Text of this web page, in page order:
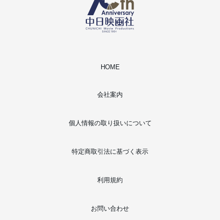
HOME
会社案内
個人情報の取り扱いについて
特定商取引法に基づく表示
利用規約
お問い合わせ